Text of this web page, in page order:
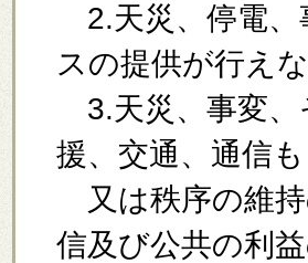
2.天災、停電、
スの提供が行え
3.天災、事変、
援、交通、通信
又は秩序の維
信及び公共の利